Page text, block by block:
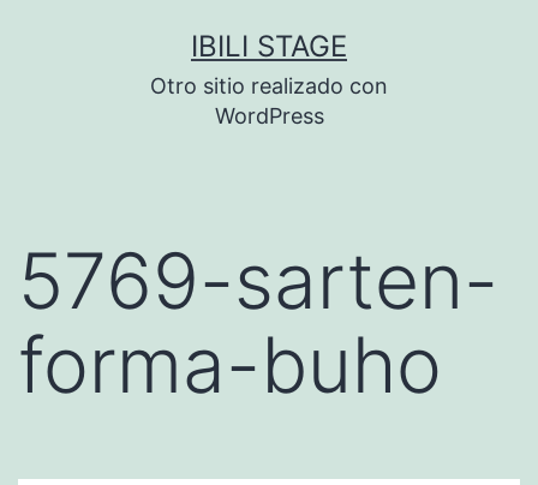
IBILI STAGE
Otro sitio realizado con
WordPress
5769-sarten-
forma-buho